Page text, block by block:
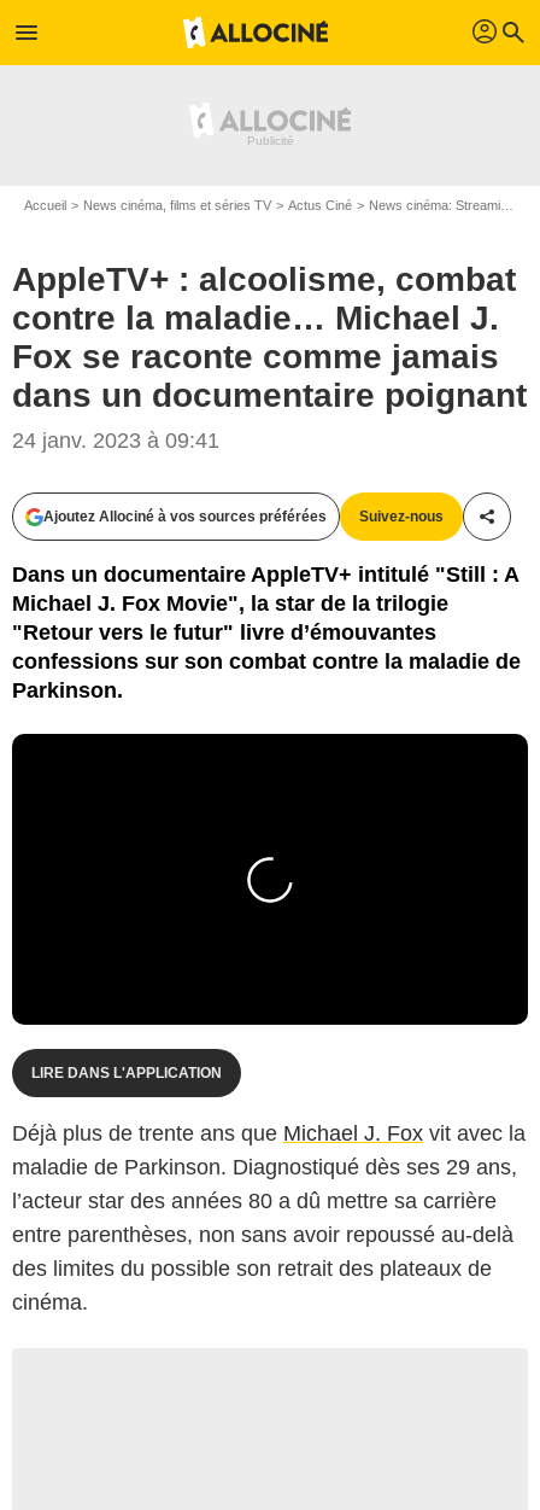
menu profil search
Accueil News cinéma, films et séries TV Actus Ciné News cinéma: Streaming
AppleTV+ : alcoolisme, combat
contre la maladie… Michael J.
Fox se raconte comme jamais
dans un documentaire poignant
24 janv. 2023 à 09:41
Ajoutez Allociné à vos sources préférées Suivez-nous
Dans un documentaire AppleTV+ intitulé "Still : A
Michael J. Fox Movie", la star de la trilogie
"Retour vers le futur" livre d’émouvantes
confessions sur son combat contre la maladie de
Parkinson.
LIRE DANS L'APPLICATION
Déjà plus de trente ans que Michael J. Fox vit avec la
maladie de Parkinson. Diagnostiqué dès ses 29 ans,
l’acteur star des années 80 a dû mettre sa carrière
entre parenthèses, non sans avoir repoussé au-delà
des limites du possible son retrait des plateaux de
cinéma.